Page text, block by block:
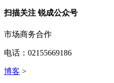
扫描关注 锐成公众号
市场商务合作
电话：02155669186
博客 >